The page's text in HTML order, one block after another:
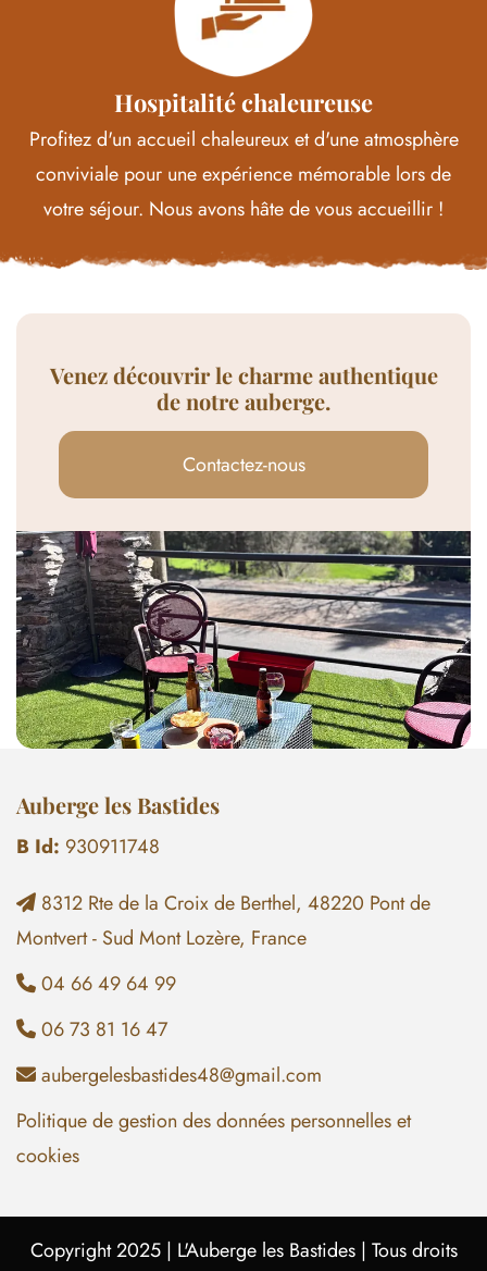
Hospitalité chaleureuse
Profitez d'un accueil chaleureux et d'une atmosphère
conviviale pour une expérience mémorable lors de
votre séjour. Nous avons hâte de vous accueillir !
Venez découvrir le charme authentique
de notre auberge.
Contactez-nous
Auberge les Bastides
B Id: 930911748
 8312 Rte de la Croix de Berthel, 48220 Pont de
Montvert - Sud Mont Lozère, France
 04 66 49 64 99
 06 73 81 16 47
 aubergelesbastides48@gmail.com
Politique de gestion des données personnelles et
cookies
Copyright 2025 | L'Auberge les Bastides| Tous droits